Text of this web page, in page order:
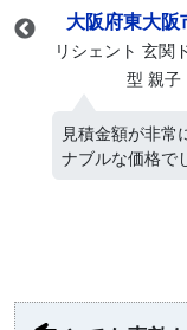
大阪府東大阪
リシェント 玄関
型 親子
見積金額が非常
ナブルな価格で